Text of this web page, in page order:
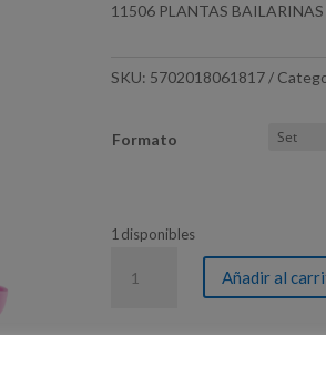
11506 PLANTAS BAILARINAS
SKU: 5702018061817
Formato
1 disponibles
PLANTAS
cantidad
Añadir al